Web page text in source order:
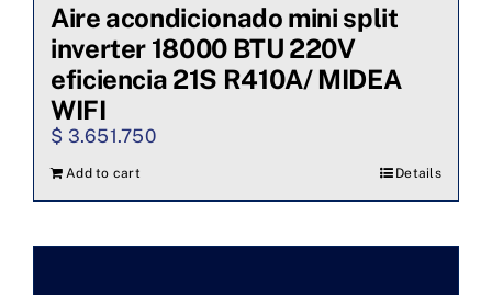
Aire acondicionado mini split
inverter 18000 BTU 220V
eficiencia 21S R410A/ MIDEA
WIFI
$ 3.651.750
Add to cart Details